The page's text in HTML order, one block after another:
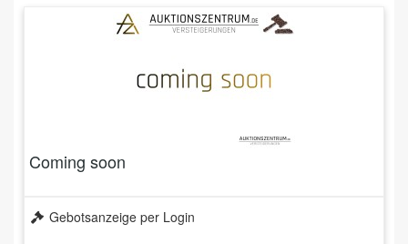
Coming soon
Gebotsanzeige per Login